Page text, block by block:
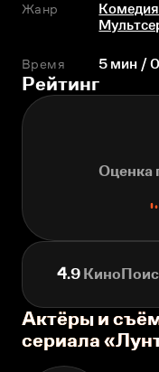
Жанр Комедия
Время 5 мин /
Рейтинг
Оценка
4.9
Актёры и
сериала